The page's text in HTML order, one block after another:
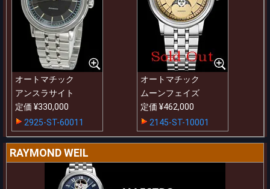
オートマチック
アンスラサイト
定価 ¥330,000
2925-ST-60011
オートマチック
ムーンフェイズ
定価 ¥462,000
2145-ST-10001
RAYMOND WEIL